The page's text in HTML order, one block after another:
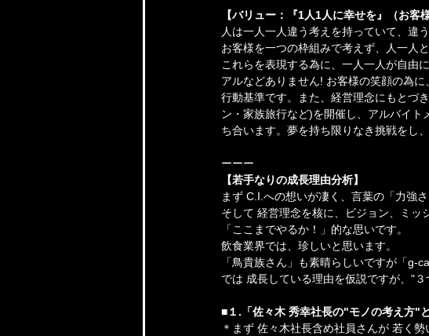
【バリュー：『1人1人に幸せを』（お客様
人は一人一人違う考えを持っていて、違
お客様を一つの枠組みで考えず、人一人
これらを表現する為に、一人一人が自由
アルなどありません! お客様の笑顔の為
行動基準です。また、経営理念にもとづ
ン・家族旅行など)を開催し、アルバイ
ち合います。夢を持ち限りなき挑戦をし
ーーー
【若手なりの成長理由分析】
まず C.I.への想いが凄く、言葉の「力強
そして 経営理念を核に、ビジョン、ミッ
「ここまでやるか！」的な思いです。
飲食業界では、珍しいと思います。
「鳥貴族さん」も素晴らしいですが「g-
では 成長している理由を仮説ですが、"
■１.「佐々木 秀幸社長の"モノの考え方"
＊まず 佐々木社長含め社員さんが 若く勢